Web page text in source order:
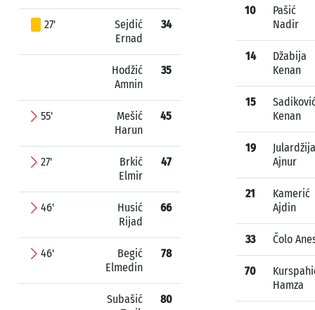
27'
Sejdić
Ernad
34
Hodžić
Amnin
35
55'
Mešić
Harun
45
27'
Brkić
Elmir
47
46'
Husić
Rijad
66
46'
Begić
Elmedin
78
Subašić
80
10
Pašić
Nadir
14
Džabija
Kenan
15
Kenan
19
Julardžija
Ajnur
21
Kamerić
Ajdin
33 Čolo
70
Hamza